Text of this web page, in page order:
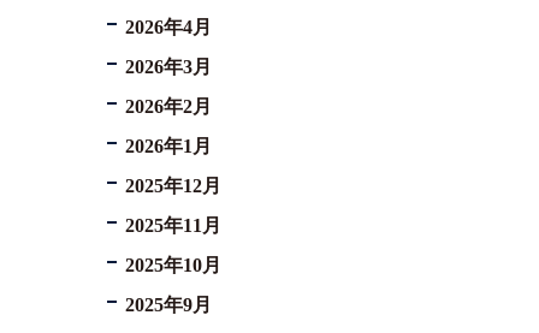
2026年4月
2026年3月
2026年2月
2026年1月
2025年12月
2025年11月
2025年10月
2025年9月